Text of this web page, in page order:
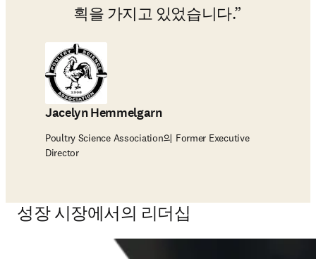
획을 가지고 있었습니다.
Jacelyn Hemmelgarn
Poultry Science Association의 Former Executive
Director
성장 시장에서의 리더십